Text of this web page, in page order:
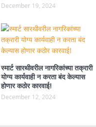
December 19, 2024
स्मार्ट सारथीवरील नागरिकांच्या तक्रारी
योग्य कार्यवाही न करता बंद केल्यास
होणार कठोर कारवाई!
December 12, 2024